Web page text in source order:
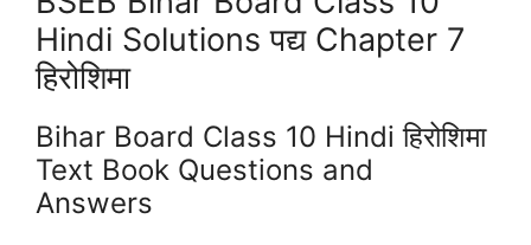
Hindi Solutions पद्य Chapter 7
हिरोशिमा
Bihar Board Class 10 Hindi हिरोशिमा
Text Book Questions and
Answers